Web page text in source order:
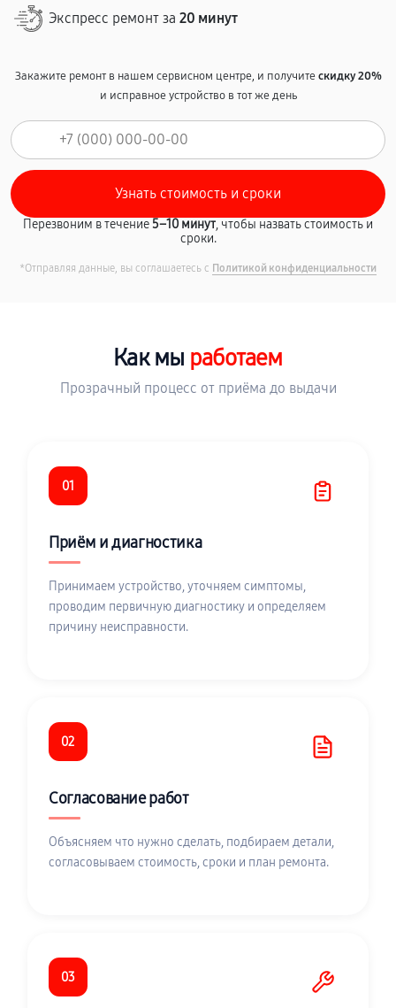
Экспресс ремонт за 20 минут
Закажите ремонт в нашем сервисном центре, и получитескидку 20%
и исправное устройство в тот же день
Перезвоним в течение5–10 минут, чтобы назвать стоимость и
сроки.
*Отправляя данные, вы соглашаетесь с Политикой конфиденциальности
Как мы работаем
Прозрачный процесс от приёма до выдачи
01
Приём и диагностика
Принимаем устройство, уточняем симптомы,
проводим первичную диагностику и определяем
причину неисправности.
02
Согласование работ
Объясняем что нужно сделать, подбираем детали,
согласовываем стоимость, сроки и план ремонта.
03